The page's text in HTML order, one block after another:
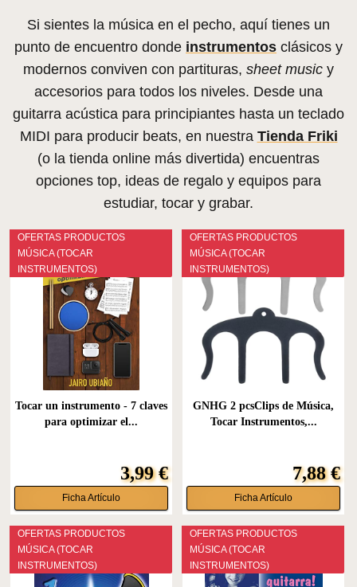
Si sientes la música en el pecho, aquí tienes un
punto de encuentro donde instrumentos clásicos y
modernos conviven con partituras, sheet music y
accesorios para todos los niveles. Desde una
guitarra acústica para principiantes hasta un teclado
MIDI para producir beats, en nuestra Tienda Friki
(o la tienda online más divertida) encuentras
opciones top, ideas de regalo y equipos para
estudiar, tocar y grabar.
OFERTAS PRODUCTOS
MÚSICA (TOCAR
INSTRUMENTOS)
Tocar un instrumento - 7 claves
para optimizar el...
3,99 €
Ficha Artículo
OFERTAS PRODUCTOS
MÚSICA (TOCAR
INSTRUMENTOS)
GNHG 2 pcsClips de Música,
Tocar Instrumentos,...
7,88 €
Ficha Artículo
OFERTAS PRODUCTOS
MÚSICA (TOCAR
INSTRUMENTOS)
OFERTAS PRODUCTOS
MÚSICA (TOCAR
INSTRUMENTOS)